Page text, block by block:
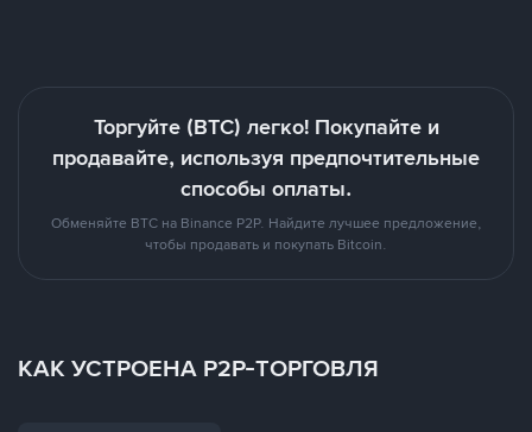
Торгуйте (BTC) легко! Покупайте и
продавайте, используя предпочтительные
способы оплаты.
Обменяйте BTC на Binance P2P. Найдите лучшее предложение,
чтобы продавать и покупать Bitcoin.
КАК УСТРОЕНА P2P-ТОРГОВЛЯ